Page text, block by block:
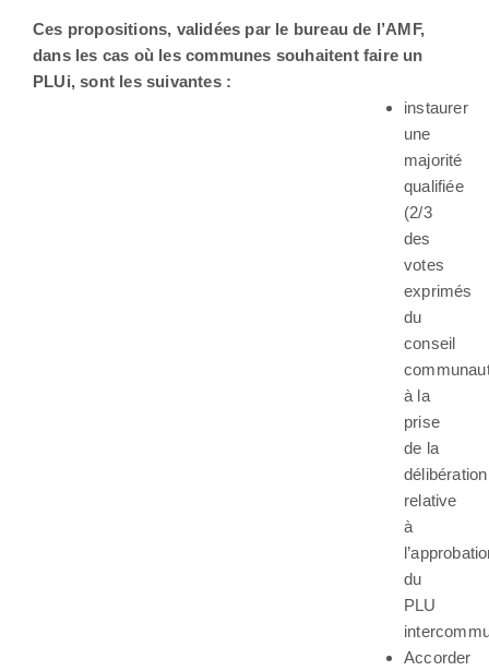
Ces propositions, validées par le bureau de l’AMF,
dans les cas où les communes souhaitent faire un
PLUi, sont les suivantes :
instaurer
une
majorité
qualifiée
(2/3
des
votes
exprimés
du
conseil
à la
prise
de la
délibération
relative
à
du
PLU
Accorder